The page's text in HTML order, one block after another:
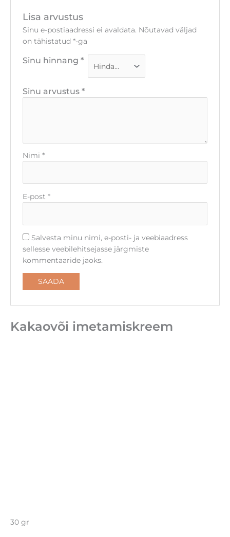
Lisa arvustus
Sinu e-postiaadressi ei avaldata. Nõutavad väljad
on tähistatud *-ga
Sinu hinnang *
Sinu arvustus *
Nimi *
E-post *
Salvesta minu nimi, e-posti- ja veebiaadress
sellesse veebilehitsejasse järgmiste
kommentaaride jaoks.
Kakaovõi imetamiskreem
30 gr